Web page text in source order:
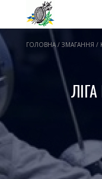
ГОЛОВНА / ЗМАГАННЯ /